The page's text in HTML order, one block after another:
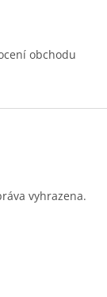
obchodu
vyhrazena.